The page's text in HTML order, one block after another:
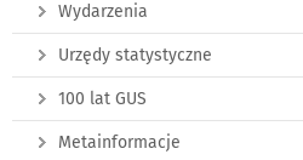
Wydarzenia
Urzędy statystyczne
100 lat GUS
Metainformacje